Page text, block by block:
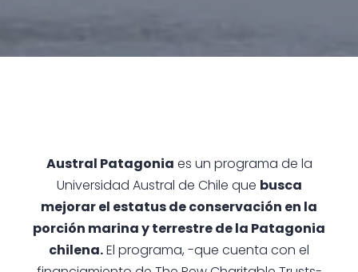
Austral Patagonia es un programa de la
Universidad Austral de Chile que busca
mejorar el estatus de conservación en la
porción marina y terrestre de la Patagonia
chilena.El programa, -que cuenta con el